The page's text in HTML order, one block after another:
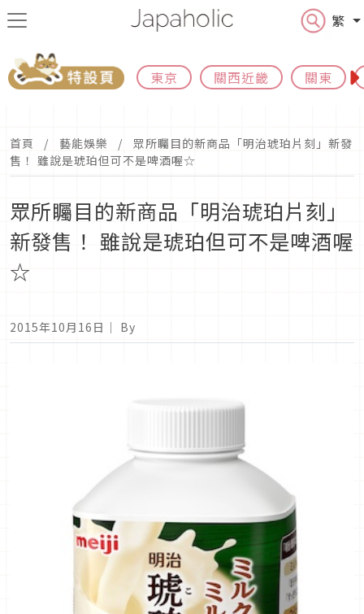
繁
東京 關西近畿 關東
首頁 藝能娛樂
眾所矚目的新商品「明治琥珀片刻」新發
售！ 雖說是琥珀但可不是啤酒喔☆
眾所矚目的新商品「明治琥珀片刻」
新發售！ 雖說是琥珀但可不是啤酒喔
☆
2015年10月16日 ｜ By